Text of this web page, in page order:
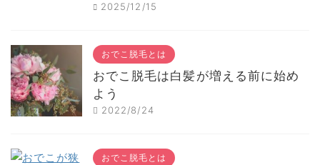
2025/12/15
おでこ脱毛とは
おでこ脱毛は白髪が増える前に始め
よう
2022/8/24
おでこ脱毛とは